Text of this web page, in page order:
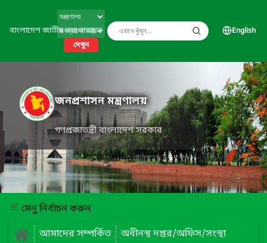
বাংলাদেশ জাতীয় তথ্য বাতায়ন
দেখুন
English
জনপ্রশাসন মন্ত্রণালয়
গণপ্রজাতন্ত্রী বাংলাদেশ সরকার
মেনু নির্বাচন করুন
আমাদের সম্পর্কিত
অধীনস্থ দপ্তর/অফিস/সংস্থা